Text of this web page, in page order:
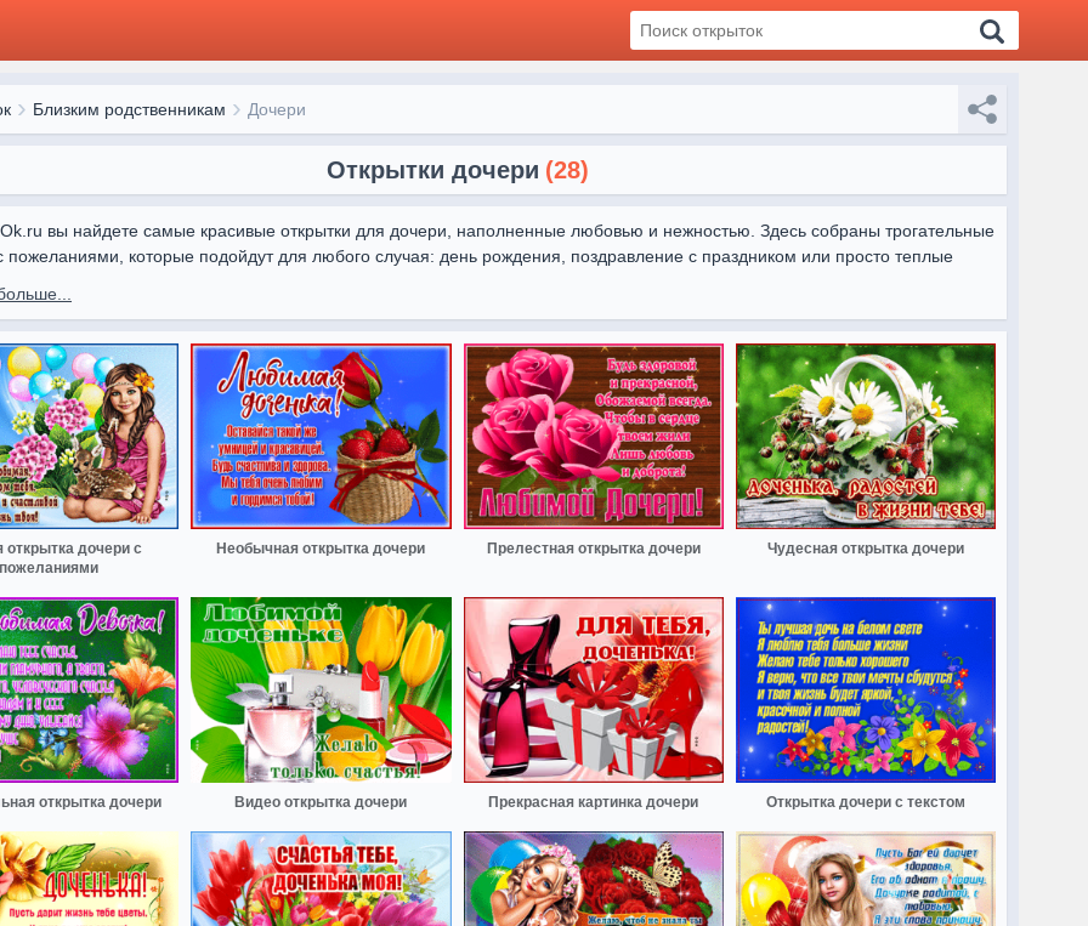
Близким родственникам Дочери
Открытки дочери (28)
вы найдете самые красивые открытки для дочери, наполненные любовью и нежностью. Здесь собраны трогательные
пожеланиями, которые подойдут для любого случая: день рождения, поздравление с праздником или просто теплые
отправить дочери красивые картинки онлайн, чтобы она почувствовала вашу любовь и внимание. Пожелания в виде
– это простой способ подарить радость, напомнить о семейных ценностях и укрепить ваши отношения.
открытка дочери с
пожеланиями
Необычная открытка дочери Прелестная открытка дочери Чудесная открытка дочери
открытка дочери Видео открытка дочери Прекрасная картинка дочери Открытка дочери с текстом